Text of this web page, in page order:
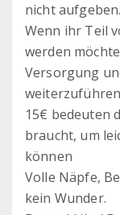
nicht aufgeben.
Wenn ihr Teil
werden
Versorgung
15€ bedeuten
braucht, um
können
Volle Näpfe,
kein Wunder.